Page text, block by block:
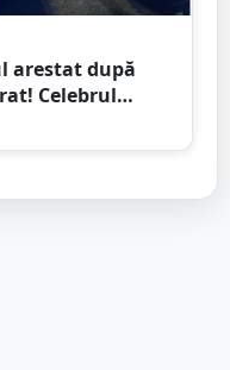
arestat după
Celebrul
explicații